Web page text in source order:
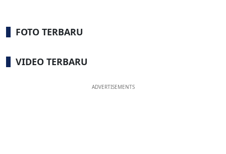
FOTO TERBARU
VIDEO TERBARU
ADVERTISEMENTS